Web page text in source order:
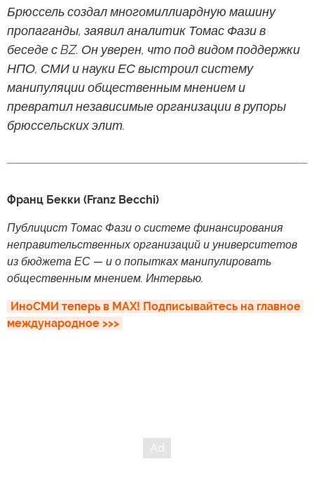
Брюссель создал многомиллиардную машину
пропаганды, заявил аналитик Томас Фази в
беседе с BZ. Он уверен, что под видом поддержки
НПО, СМИ и науки ЕС выстроил систему
манипуляции общественным мнением и
превратил независимые организации в рупоры
брюссельских элит.
Франц Бекки (Franz Becchi)
Публицист Томас Фази о системе финансирования
неправительственных организаций и университетов
из бюджета ЕС — и о попытках манипулировать
общественным мнением. Интервью.
ИноСМИ теперь в MAX! Подписывайтесь на главное
международное >>>